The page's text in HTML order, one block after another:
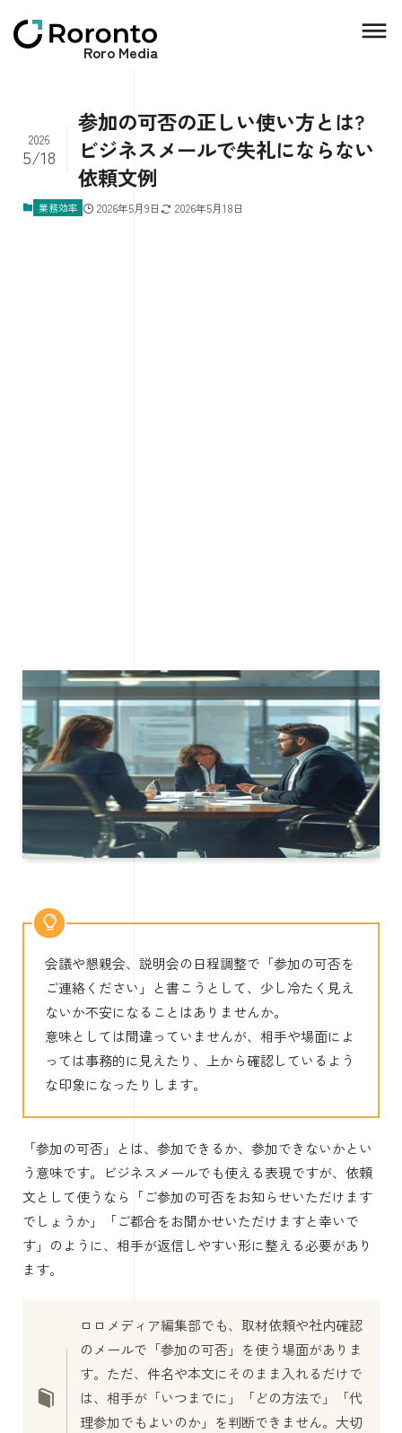
Roro Media
参加の可否の正しい使い方とは?
ビジネスメールで失礼にならない
依頼文例
2026
5/18
業務効率 2026年5月9日 2026年5月18日
会議や懇親会、説明会の日程調整で「参加の可否を
ご連絡ください」と書こうとして、少し冷たく見え
ないか不安になることはありませんか。
意味としては間違っていませんが、相手や場面によ
っては事務的に見えたり、上から確認しているよう
な印象になったりします。
「参加の可否」とは、参加できるか、参加できないかとい
う意味です。ビジネスメールでも使える表現ですが、依頼
文として使うなら「ご参加の可否をお知らせいただけます
でしょうか」「ご都合をお聞かせいただけますと幸いで
す」のように、相手が返信しやすい形に整える必要があり
ます。
ロロメディア編集部でも、取材依頼や社内確認
のメールで「参加の可否」を使う場面がありま
す。ただ、件名や本文にそのまま入れるだけで
は、相手が「いつまでに」「どの方法で」「代
理参加でもよいのか」を判断できません。大切